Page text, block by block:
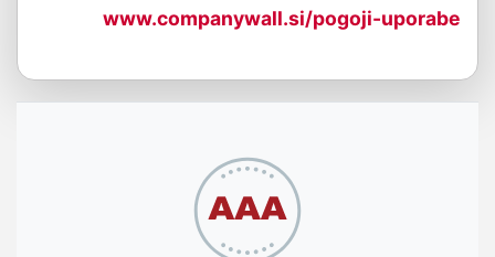
www.companywall.si/pogoji-uporabe